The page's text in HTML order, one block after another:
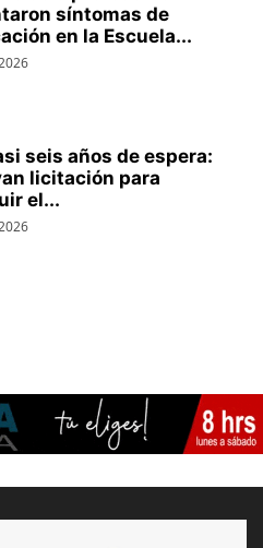
síntomas de
en la Escuela...
seis años de espera:
licitación para
el...